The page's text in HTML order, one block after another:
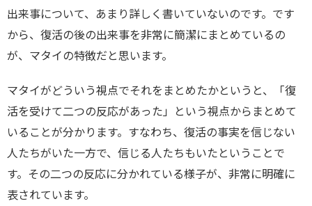
出来事について、あまり詳しく書いていないのです。です
から、復活の後の出来事を非常に簡潔にまとめているの
が、マタイの特徴だと思います。
マタイがどういう視点でそれをまとめたかというと、「復
活を受けて二つの反応があった」という視点からまとめて
いることが分かります。すなわち、復活の事実を信じない
人たちがいた一方で、信じる人たちもいたということで
す。その二つの反応に分かれている様子が、非常に明確に
表されています。